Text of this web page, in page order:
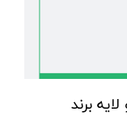
برند